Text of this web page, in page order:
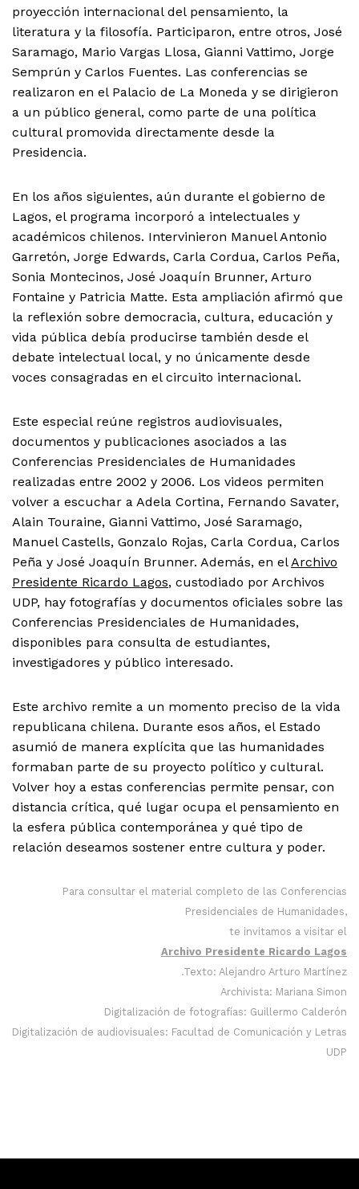
proyección internacional del pensamiento, la
literatura y la filosofía. Participaron, entre otros, José
Saramago, Mario Vargas Llosa, Gianni Vattimo, Jorge
Semprún y Carlos Fuentes. Las conferencias se
realizaron en el Palacio de La Moneda y se dirigieron
a un público general, como parte de una política
cultural promovida directamente desde la
Presidencia.
En los años siguientes, aún durante el gobierno de
Lagos, el programa incorporó a intelectuales y
académicos chilenos. Intervinieron Manuel Antonio
Garretón, Jorge Edwards, Carla Cordua, Carlos Peña,
Sonia Montecinos, José Joaquín Brunner, Arturo
Fontaine y Patricia Matte. Esta ampliación afirmó que
la reflexión sobre democracia, cultura, educación y
vida pública debía producirse también desde el
debate intelectual local, y no únicamente desde
voces consagradas en el circuito internacional.
Este especial reúne registros audiovisuales,
documentos y publicaciones asociados a las
Conferencias Presidenciales de Humanidades
realizadas entre 2002 y 2006. Los videos permiten
volver a escuchar a Adela Cortina, Fernando Savater,
Alain Touraine, Gianni Vattimo, José Saramago,
Manuel Castells, Gonzalo Rojas, Carla Cordua, Carlos
Peña y José Joaquín Brunner. Además, en elArchivo
Presidente Ricardo Lagos, custodiado por Archivos
UDP, hay fotografías y documentos oficiales sobre las
Conferencias Presidenciales de Humanidades,
disponibles para consulta de estudiantes,
investigadores y público interesado.
Este archivo remite a un momento preciso de la vida
republicana chilena. Durante esos años, el Estado
asumió de manera explícita que las humanidades
formaban parte de su proyecto político y cultural.
Volver hoy a estas conferencias permite pensar, con
distancia crítica, qué lugar ocupa el pensamiento en
la esfera pública contemporánea y qué tipo de
relación deseamos sostener entre cultura y poder.
Para consultar el material completo de las Conferencias
Presidenciales de Humanidades,
te invitamos a visitar el
Archivo Presidente Ricardo Lagos
.Texto: Alejandro Arturo Martínez
Archivista: Mariana Simon
Digitalización de fotografías: Guillermo Calderón
Digitalización de audiovisuales: Facultad de Comunicación y Letras
UDP